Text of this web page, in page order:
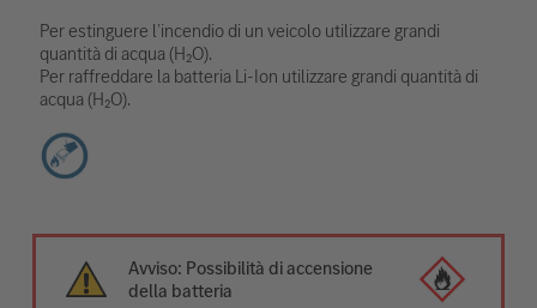
Per estinguere l’incendio di un veicolo utilizzare grandi
quantità di acqua (H₂O).
Per raffreddare la batteria Li-Ion utilizzare grandi quantità di
acqua (H₂O).
Avviso: Possibilità di accensione
della batteria